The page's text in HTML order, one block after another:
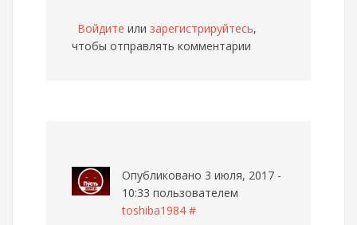
Войдите или зарегистрируйтесь,
чтобы отправлять комментарии
Опубликовано 3 июля, 2017 -
10:33 пользователем
toshiba1984 #